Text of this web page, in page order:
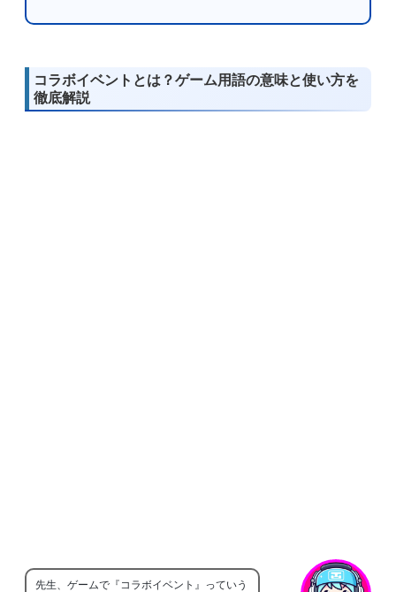
コラボイベントとは？ゲーム用語の意味と使い方を
徹底解説
先生、ゲームで『コラボイベント』っていう